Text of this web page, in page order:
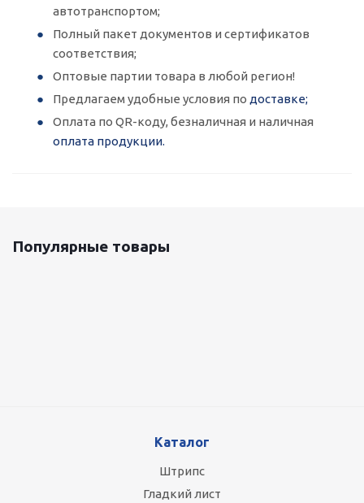
автотранспортом;
Полный пакет документов и сертификатов
соответствия;
Оптовые партии товара в любой регион!
Предлагаем удобные условия по доставке;
Оплата по QR-коду, безналичная и наличная
оплата продукции.
Популярные товары
Каталог
Штрипс
Гладкий лист